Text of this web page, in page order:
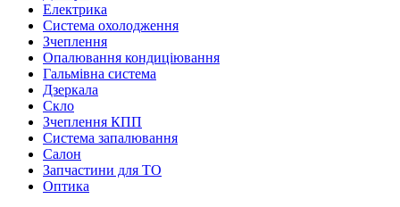
Електрика
Система охолодження
Зчеплення
Опалювання кондиціювання
Гальмівна система
Дзеркала
Скло
Зчеплення КПП
Система запалювання
Салон
Запчастини для ТО
Оптика